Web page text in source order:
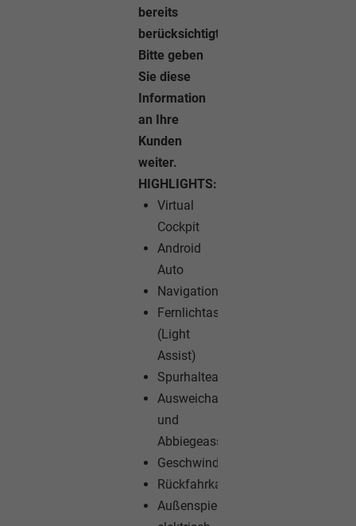
bereits
berücksichtigt.
Bitte geben
Sie diese
Information
an Ihre
Kunden
weiter.
HIGHLIGHTS:
Virtual
Cockpit
Android
Auto
Navigationssystem
Fernlichtassistent
(Light
Assist)
Spurhalteassistent
Ausweichassistent
und
Abbiegeassistent
Geschwindigkeitsregelanlage
Rückfahrkamera
Außenspiegel